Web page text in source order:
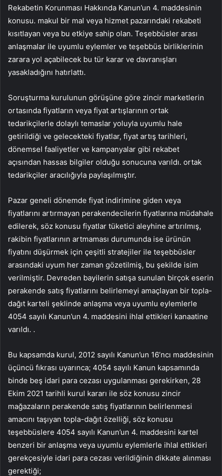
Rekabetin Korunması Hakkında Kanun’un 4. maddesinin
konusu. makul bir mal veya hizmet pazarındaki rekabeti
kısıtlayan veya bu etkiye sahip olan. Teşebbüsler arası
anlaşmalar ile uyumlu eylemler ve teşebbüs birliklerinin
zarara yol açabilecek bu tür karar ve davranışları
yasakladığını hatırlattı.
Soruşturma kurulunun görüşüne göre zincir marketlerin
ortasında fiyatların veya fiyat artışlarının ortak
tedarikçilerle dolaylı temaslar yoluyla uyumlu hale
getirildiği ve gelecekteki fiyatlar, fiyat artış tarihleri,
dönemsel faaliyetler ve kampanyalar gibi rekabet
açısından hassas bilgiler olduğu sonucuna varıldı. ortak
tedarikçiler aracılığıyla paylaşılmıştır.
Pazar geneli dönemde fiyat indirimine giden veya
fiyatlarını artırmayan perakendecilerin fiyatlarına müdahale
edilerek, söz konusu fiyatlar tüketici aleyhine artırılmış,
rakibin fiyatlarının artmaması durumunda ise ürünün
fiyatını düşürmek için çeşitli stratejiler ile teşebbüsler
arasındaki uyum her zaman gözetilmiş, bu şekilde isim
verilmiştir. Devreden bayilerin satışa sunulan birçok eserin
perakende satış fiyatlarını belirlemeyi amaçlayan bir topla-
dağıt karteli şeklinde anlaşma veya uyumlu eylemlerle
4054 sayılı Kanun’un 4. maddesini ihlal ettikleri kanaatine
varıldı. .
Bu kapsamda kurul, 2012 sayılı Kanun’un 16’ncı maddesinin
üçüncü fıkrası uyarınca; 4054 sayılı Kanun kapsamında
binde beş idari para cezası uygulanması gerekirken, 28
Ekim 2021 tarihli kurul kararı ile söz konusu zincir
mağazaların perakende satış fiyatlarının belirlenmesi
amacını taşıyan topla-dağıt özelliği, söz konusu
teşebbüslere 4054 sayılı Kanun’un 4. maddesini kartel
benzeri bir anlaşma veya uyumlu eylemlerle ihlal ettikleri
gerekçesiyle idari para cezası verildiğinin dikkate alınması
gerektiği;